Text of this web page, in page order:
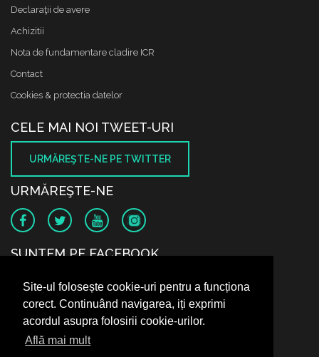
Site-ul folosește cookie-uri pentru a funcționa
corect. Continuând navigarea, iți exprimi
acordul asupra folosirii cookie-urilor.
Află mai mult
Declaraţii de avere
Achizitii
Nota de fundamentare cladire ICR
Contact
Cookies & protectia datelor
CELE MAI NOI TWEET-URI
URMĂREŞTE-NE PE TWITTER
URMĂREŞTE-NE
SUNTEM PE FACEBOOK